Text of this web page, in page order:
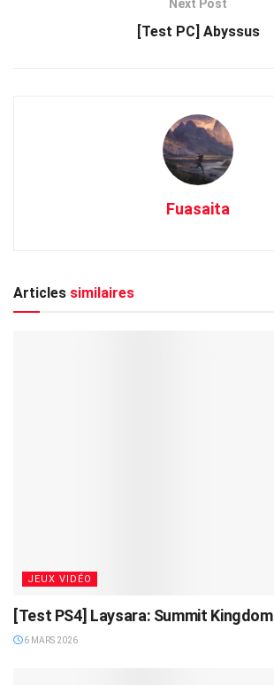
Next Post
[Test PC] Abyssus
Fuasaita
Articles similaires
JEUX VIDÉO
[Test PS4] Laysara: Summit Kingdom
6 MARS 2026